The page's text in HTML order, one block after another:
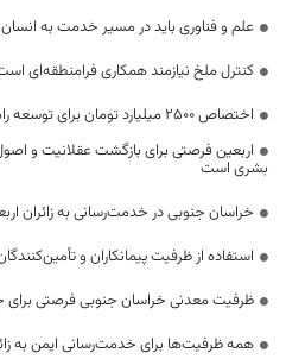
علم و فناوری باید در مسیر خدمت به انسان
کنترل ملخ نیازمند همکاری فرامنطقه‌ای
اختصاص 2500 میلیارد تومان برای توسعه راه‌های دوبانده خراسان جنوبی
اربعین فرصتی برای بازگشت عقلانیت و
بشری است
خراسان جنوبی در خدمت‌رسانی به زائران
استفاده از ظرفیت پیمانکاران و
ظرفیت معدنی خراسان جنوبی فرصتی
همه ظرفیت‌ها برای خدمت‌رسانی ایمن به